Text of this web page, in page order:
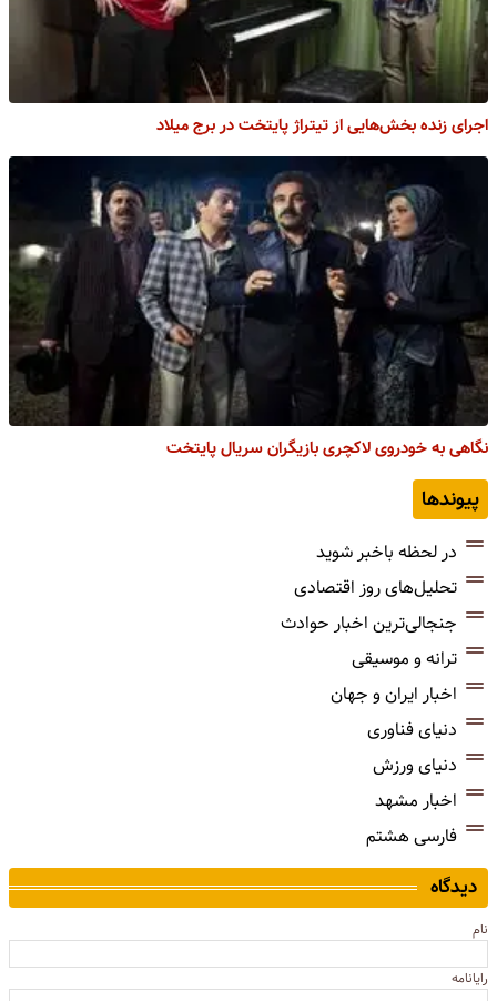
اجرای زنده بخش‌هایی از تیتراژ پایتخت در برج میلاد
نگاهی به خودروی لاکچری بازیگران سریال پایتخت
پیوندها
در لحظه باخبر شوید
تحلیل‌های روز اقتصادی
جنجالی‌ترین اخبار حوادث
ترانه و موسیقی
اخبار ایران و جهان
دنیای فناوری
دنیای ورزش
اخبار مشهد
فارسی هشتم
دیدگاه
نام
رایانامه